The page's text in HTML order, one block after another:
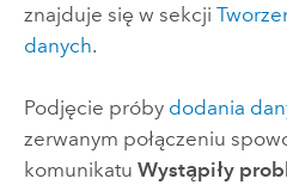
znajduje się w sekcji
danych.
Podjęcie próby dodania
zerwanym połączeniu
komunikatu Wystąpiły